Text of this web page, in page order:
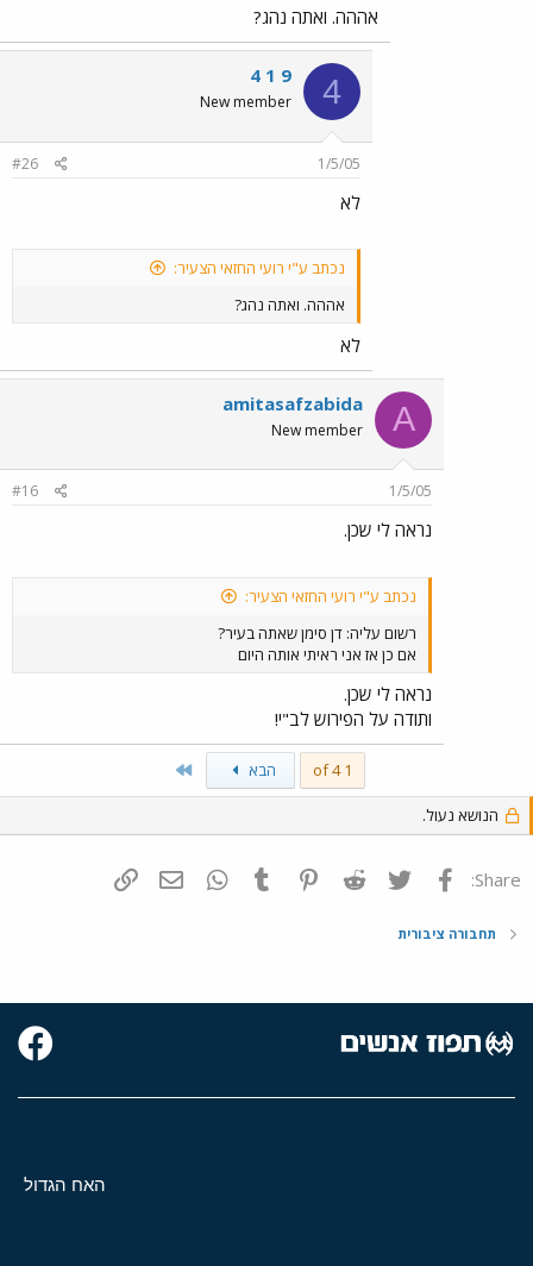
אההה. ואתה נהג?
4
4 1 9
New member
1/5/05
#26
לא
נכתב ע"י רועי החזאי הצעיר:
אההה. ואתה נהג?
לא
A
amitasafzabida
New member
1/5/05
#16
נראה לי שכן.
נכתב ע"י רועי החזאי הצעיר:
רשום עליה: דן סימן שאתה בעיר?
אם כן אז אני ראיתי אותה היום
נראה לי שכן.
ותודה על הפירוש לב"י!
1 of 4 הבא
הנושא נעול.
Share: פייסבוק Twitter
Reddit
Pinterest
Tumblr
WhatsAppדואר אלקטרוני
תחבורה ציבורית
האח הגדול